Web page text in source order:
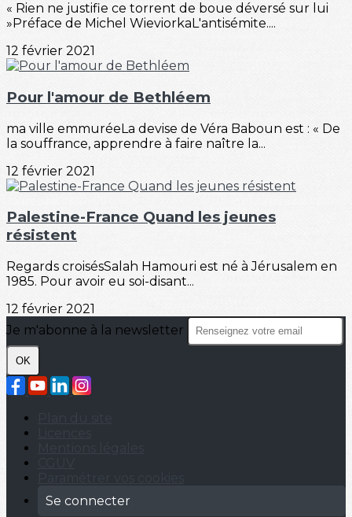
« Rien ne justifie ce torrent de boue déversé sur lui
»Préface de Michel WieviorkaL'antisémite....
12 février 2021
Pour l'amour de Bethléem
ma ville emmuréeLa devise de Véra Baboun est : « De
la souffrance, apprendre à faire naître la...
12 février 2021
Palestine-France Quand les jeunes
résistent
Regards croisésSalah Hamouri est né à Jérusalem en
1985. Pour avoir eu soi-disant...
12 février 2021
Je m'abonne à la newsletter
OK
Se connecter